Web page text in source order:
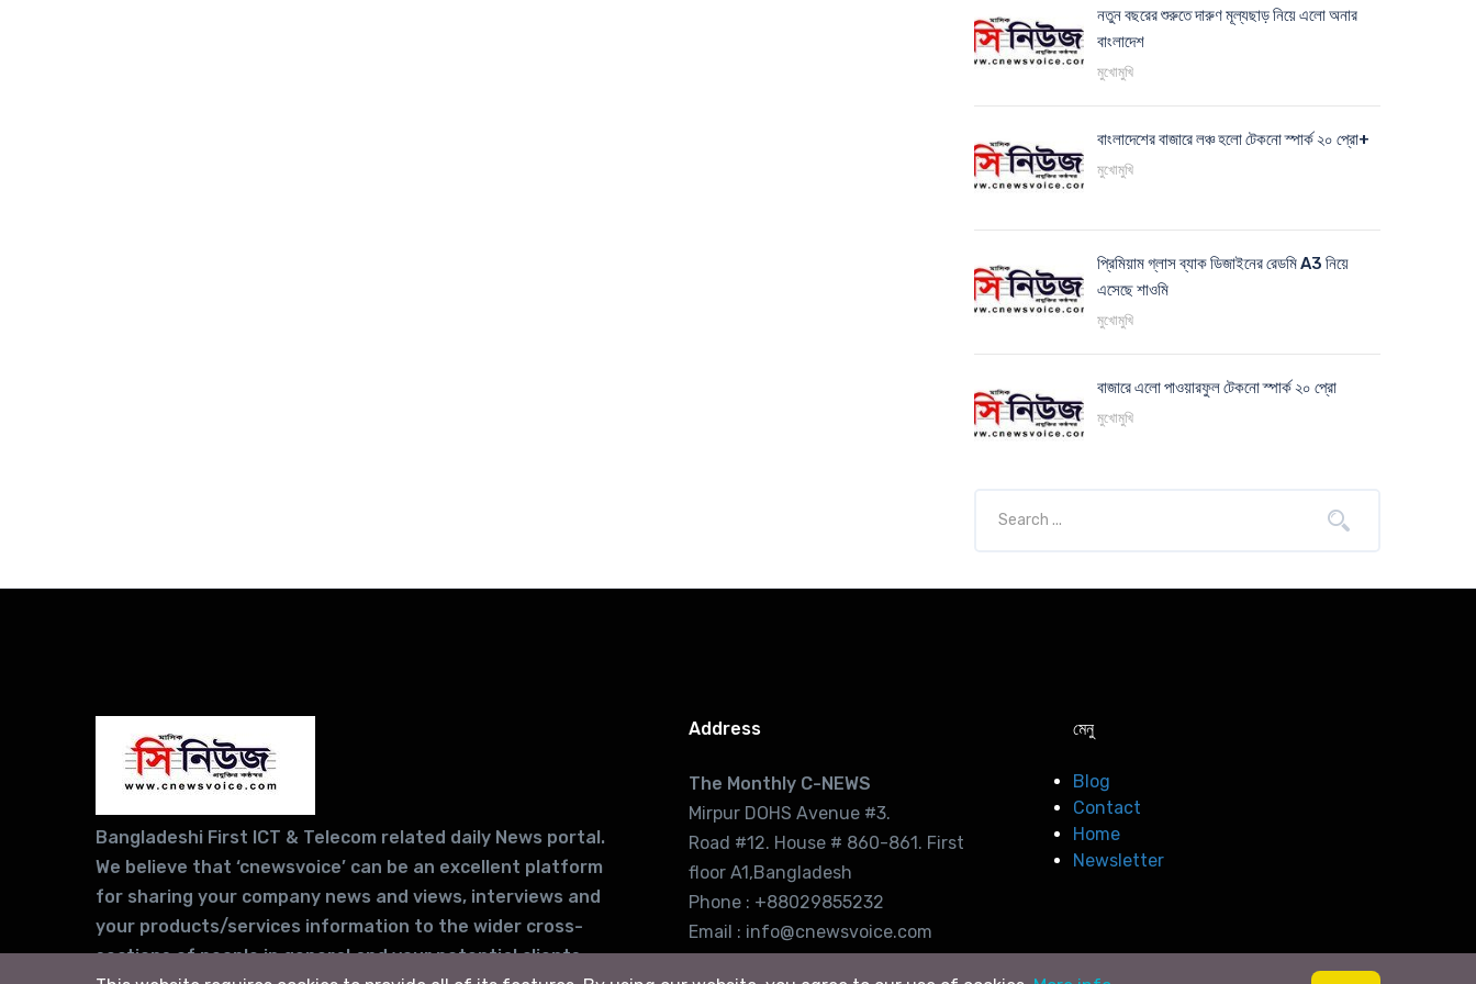
নতুন বছরের শুরুতে দারুণ মূল্যছাড় নিয়ে এলো অনার
বাংলাদেশ
মুখোমুখি
বাংলাদেশের বাজারে লঞ্চ হলো টেকনো স্পার্ক ২০ প্রো+
মুখোমুখি
প্রিমিয়াম গ্লাস ব্যাক ডিজাইনের রেডমি A3 নিয়ে
এসেছে শাওমি
মুখোমুখি
বাজারে এলো পাওয়ারফুল টেকনো স্পার্ক ২০ প্রো
মুখোমুখি
Bangladeshi First ICT & Telecom related daily News portal.
We believe that ‘cnewsvoice’ can be an excellent platform
for sharing your company news and views, interviews and
your products/services information to the wider cross-
sections of people in general and your potential clients
Address
The Monthly C-NEWS
Mirpur DOHS Avenue #3.
Road #12. House # 860-861. First
floor A1,Bangladesh
Phone : +88029855232
Email : info@cnewsvoice.com
মেনু
Blog
Contact
Home
Newsletter